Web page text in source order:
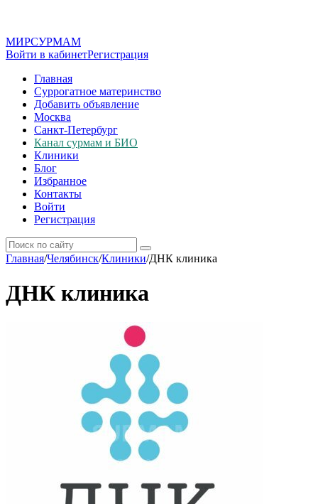
МИРСУРМАМ
Войти в кабинетРегистрация
Главная
Суррогатное материнство
Добавить объявление
Москва
Санкт-Петербург
Канал сурмам и БИО
Клиники
Блог
Избранное
Контакты
Войти
Регистрация
Главная/Челябинск/Клиники/ДНК клиника
ДНК клиника